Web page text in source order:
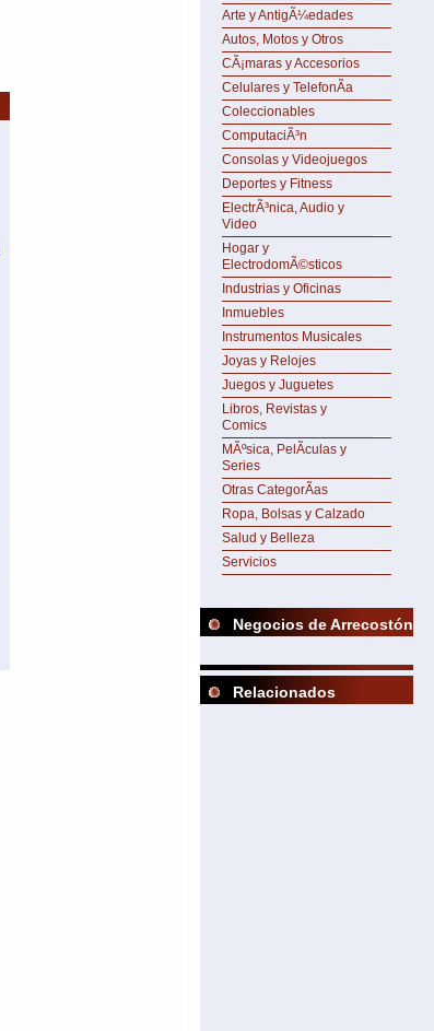
Arte y AntigÃ¼edades
Autos, Motos y Otros
CÃ¡maras y Accesorios
Celulares y TelefonÃ­a
Coleccionables
ComputaciÃ³n
Consolas y Videojuegos
Deportes y Fitness
ElectrÃ³nica, Audio y
Video
Hogar y
ElectrodomÃ©sticos
Industrias y Oficinas
Inmuebles
Instrumentos Musicales
Joyas y Relojes
Juegos y Juguetes
Libros, Revistas y
Comics
MÃºsica, PelÃ­culas y
Series
Otras CategorÃ­as
Ropa, Bolsas y Calzado
Salud y Belleza
Servicios
Negocios de Arrecostón
Relacionados